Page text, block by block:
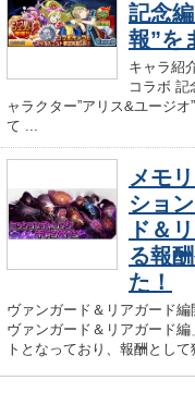
記念
報”を
キャラ紹
コラボ
ャラクター”アリス&ユージ
て ...
メモ
ショ
ド＆
る報
た！
ヴァンガード＆リアガード
ヴァンガード＆リアガード
トとなっており、報酬とし